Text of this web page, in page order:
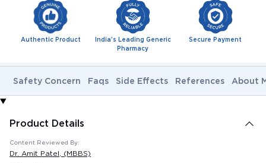
Authentic Product
India's Leading Generic
Pharmacy
Secure Payment
Safety Concern Faqs Side Effects References About
Product Details
Content Reviewed By:
Dr. Amit Patel , (MBBS)